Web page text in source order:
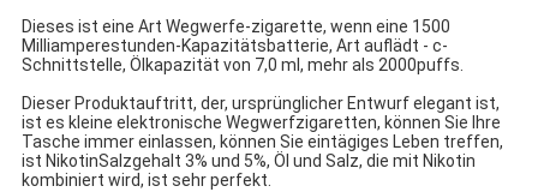
Dieses ist eine Art Wegwerfe-zigarette, wenn eine 1500
Milliamperestunden-Kapazitätsbatterie, Art auflädt - c-
Schnittstelle, Ölkapazität von 7,0 ml, mehr als 2000puffs.
Dieser Produktauftritt, der, ursprünglicher Entwurf elegant ist,
ist es kleine elektronische Wegwerfzigaretten, können Sie Ihre
Tasche immer einlassen, können Sie eintägiges Leben treffen,
ist NikotinSalzgehalt 3% und 5%, Öl und Salz, die mit Nikotin
kombiniert wird, ist sehr perfekt.